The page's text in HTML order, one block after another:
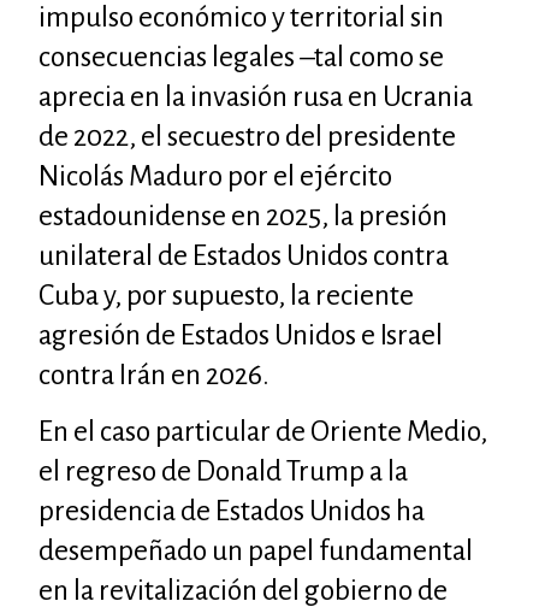
impulso económico y territorial sin
consecuencias legales –tal como se
aprecia en la invasión rusa en Ucrania
de 2022, el secuestro del presidente
Nicolás Maduro por el ejército
estadounidense en 2025, la presión
unilateral de Estados Unidos contra
Cuba y, por supuesto, la reciente
agresión de Estados Unidos e Israel
contra Irán en 2026.
En el caso particular de Oriente Medio,
el regreso de Donald Trump a la
presidencia de Estados Unidos ha
desempeñado un papel fundamental
en la revitalización del gobierno de